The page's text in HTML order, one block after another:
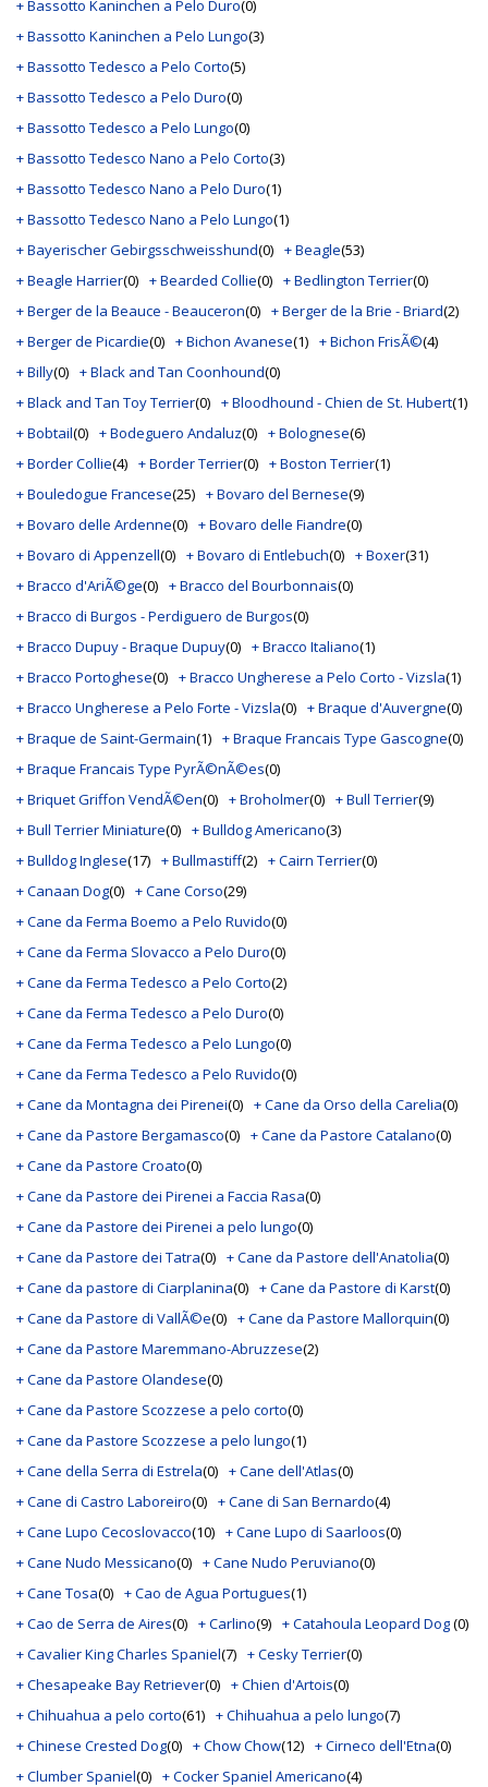
+ Bassotto Kaninchen a Pelo Duro(0)
+ Bassotto Kaninchen a Pelo Lungo(3)
+ Bassotto Tedesco a Pelo Corto(5)
+ Bassotto Tedesco a Pelo Duro(0)
+ Bassotto Tedesco a Pelo Lungo(0)
+ Bassotto Tedesco Nano a Pelo Corto(3)
+ Bassotto Tedesco Nano a Pelo Duro(1)
+ Bassotto Tedesco Nano a Pelo Lungo(1)
+ Bayerischer Gebirgsschweisshund(0) + Beagle(53)
+ Beagle Harrier(0) + Bearded Collie(0) + Bedlington Terrier(0)
+ Berger de la Beauce - Beauceron(0) + Berger de la Brie - Briard(2)
+ Berger de Picardie(0) + Bichon Avanese(1) + Bichon FrisÃ©(4)
+ Billy(0) + Black and Tan Coonhound(0)
+ Black and Tan Toy Terrier(0) + Bloodhound - Chien de St. Hubert(1)
+ Bobtail(0) + Bodeguero Andaluz(0) + Bolognese(6)
+ Border Collie(4) + Border Terrier(0) + Boston Terrier(1)
+ Bouledogue Francese(25) + Bovaro del Bernese(9)
+ Bovaro delle Ardenne(0) + Bovaro delle Fiandre(0)
+ Bovaro di Appenzell(0) + Bovaro di Entlebuch(0) + Boxer(31)
+ Bracco d'AriÃ©ge(0) + Bracco del Bourbonnais(0)
+ Bracco di Burgos - Perdiguero de Burgos(0)
+ Bracco Dupuy - Braque Dupuy(0) + Bracco Italiano(1)
+ Bracco Portoghese(0) + Bracco Ungherese a Pelo Corto - Vizsla(1)
+ Bracco Ungherese a Pelo Forte - Vizsla(0) + Braque d'Auvergne(0)
+ Braque de Saint-Germain(1) + Braque Francais Type Gascogne(0)
+ Braque Francais Type PyrÃ©nÃ©es(0)
+ Briquet Griffon VendÃ©en(0) + Broholmer(0) + Bull Terrier(9)
+ Bull Terrier Miniature(0) + Bulldog Americano(3)
+ Bulldog Inglese(17) + Bullmastiff(2) + Cairn Terrier(0)
+ Canaan Dog(0) + Cane Corso(29)
+ Cane da Ferma Boemo a Pelo Ruvido(0)
+ Cane da Ferma Slovacco a Pelo Duro(0)
+ Cane da Ferma Tedesco a Pelo Corto(2)
+ Cane da Ferma Tedesco a Pelo Duro(0)
+ Cane da Ferma Tedesco a Pelo Lungo(0)
+ Cane da Ferma Tedesco a Pelo Ruvido(0)
+ Cane da Montagna dei Pirenei(0) + Cane da Orso della Carelia(0)
+ Cane da Pastore Bergamasco(0) + Cane da Pastore Catalano(0)
+ Cane da Pastore Croato(0)
+ Cane da Pastore dei Pirenei a Faccia Rasa(0)
+ Cane da Pastore dei Pirenei a pelo lungo(0)
+ Cane da Pastore dei Tatra(0) + Cane da Pastore dell'Anatolia(0)
+ Cane da pastore di Ciarplanina(0) + Cane da Pastore di Karst(0)
+ Cane da Pastore di VallÃ©e(0) + Cane da Pastore Mallorquin(0)
+ Cane da Pastore Maremmano-Abruzzese(2)
+ Cane da Pastore Olandese(0)
+ Cane da Pastore Scozzese a pelo corto(0)
+ Cane da Pastore Scozzese a pelo lungo(1)
+ Cane della Serra di Estrela(0) + Cane dell'Atlas(0)
+ Cane di Castro Laboreiro(0) + Cane di San Bernardo(4)
+ Cane Lupo Cecoslovacco(10) + Cane Lupo di Saarloos(0)
+ Cane Nudo Messicano(0) + Cane Nudo Peruviano(0)
+ Cane Tosa(0) + Cao de Agua Portugues(1)
+ Cao de Serra de Aires(0) + Carlino(9) + Catahoula Leopard Dog(0)
+ Cavalier King Charles Spaniel(7) + Cesky Terrier(0)
+ Chesapeake Bay Retriever(0) + Chien d'Artois(0)
+ Chihuahua a pelo corto(61) + Chihuahua a pelo lungo(7)
+ Chinese Crested Dog(0) + Chow Chow(12) + Cirneco dell'Etna(0)
+ Clumber Spaniel(0) + Cocker Spaniel Americano(4)